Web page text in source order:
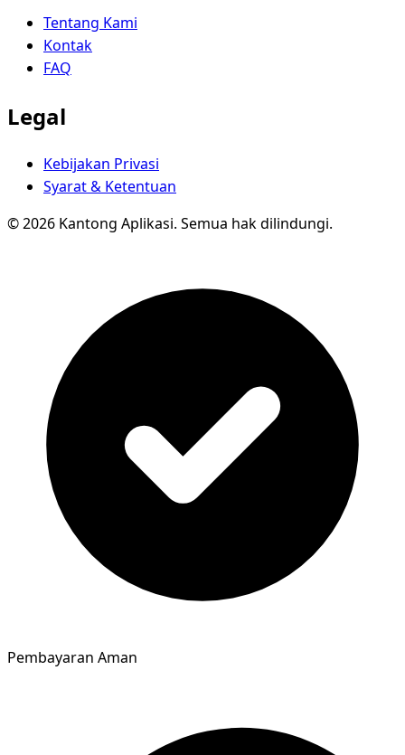
Tentang Kami
Kontak
FAQ
Legal
Kebijakan Privasi
Syarat & Ketentuan
© 2026 Kantong Aplikasi. Semua hak dilindungi.
Pembayaran Aman